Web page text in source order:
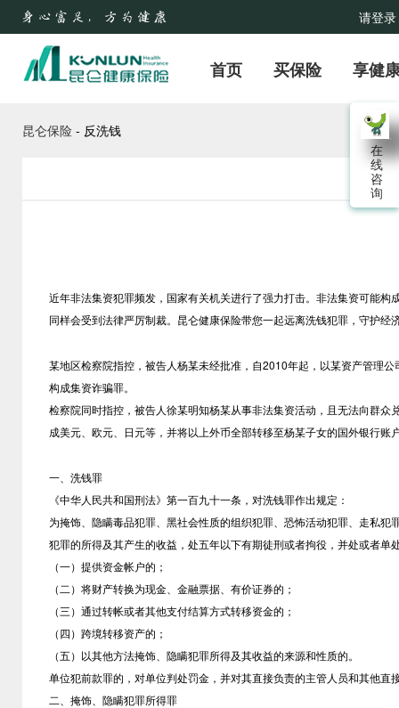
请登录
首页 买保险 享健
在
线
咨
询
昆仑保险 - 反洗钱
近年非法集资犯罪频发，国家有关机关进行了强力打击。非法集资可能
同样会受到法律严厉制裁。昆仑健康保险带您一起远离洗钱犯罪，守护经
某地区检察院指控，被告人杨某未经批准，自2010年起，以某资产管理
构成集资诈骗罪。
检察院同时指控，被告人徐某明知杨某从事非法集资活动，且无法向群
成美元、欧元、日元等，并将以上外币全部转移至杨某子女的国外银行
一、洗钱罪
《中华人民共和国刑法》第一百九十一条，对洗钱罪作出规定：
为掩饰、隐瞒毒品犯罪、黑社会性质的组织犯罪、恐怖活动犯罪、走私
犯罪的所得及其产生的收益，处五年以下有期徒刑或者拘役，并处或者
（一）提供资金帐户的；
（二）将财产转换为现金、金融票据、有价证券的；
（三）通过转帐或者其他支付结算方式转移资金的；
（四）跨境转移资产的；
（五）以其他方法掩饰、隐瞒犯罪所得及其收益的来源和性质的。
单位犯前款罪的，对单位判处罚金，并对其直接负责的主管人员和其他直
二、掩饰、隐瞒犯罪所得罪